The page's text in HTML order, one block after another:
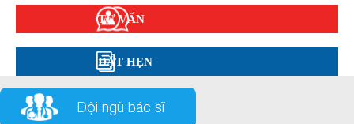
TƯ VẤN
ĐẶT HẸN
Đội ngũ bác sĩ